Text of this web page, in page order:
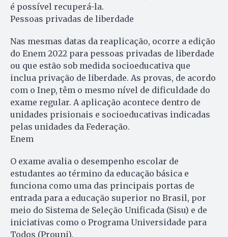
é possível recuperá-la.
Pessoas privadas de liberdade
Nas mesmas datas da reaplicação, ocorre a edição
do Enem 2022 para pessoas privadas de liberdade
ou que estão sob medida socioeducativa que
inclua privação de liberdade. As provas, de acordo
com o Inep, têm o mesmo nível de dificuldade do
exame regular. A aplicação acontece dentro de
unidades prisionais e socioeducativas indicadas
pelas unidades da Federação.
Enem
O exame avalia o desempenho escolar de
estudantes ao término da educação básica e
funciona como uma das principais portas de
entrada para a educação superior no Brasil, por
meio do Sistema de Seleção Unificada (Sisu) e de
iniciativas como o Programa Universidade para
Todos (Prouni).